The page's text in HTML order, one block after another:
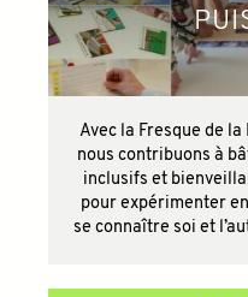
Avec la Fresque de la
nous contribuons à
inclusifs et
pour expérimenter
se connaître soi et